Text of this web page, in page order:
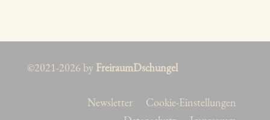
©2021-2026 by FreiraumDschungel
Newsletter
Cookie-Einstellungen